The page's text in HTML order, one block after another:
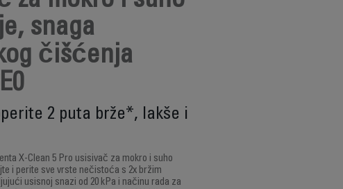
snaga
čišćenja
2 puta brže*, lakše i
X-Clean 5 Pro usisivač za mokro i suho
i perite sve vrste nečistoća s 2x bržim
usisnoj snazi od 20 kPa i načinu rada za